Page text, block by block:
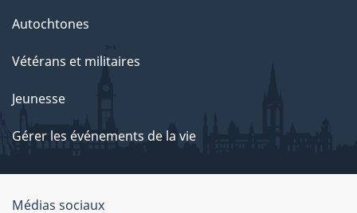
Autochtones
Vétérans et militaires
Jeunesse
Gérer les événements de la vie
Médias sociaux